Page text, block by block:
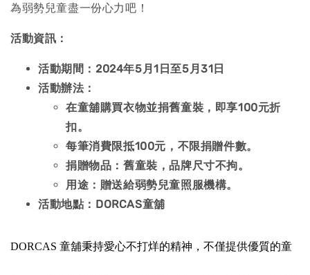
為弱勢兒童盡一份心力吧！
活動資訊：
活動期間：2024年5月1日至5月31日
活動辦法：
在童舖購買衣物並捐舊童裝，即享100元折
扣。
每筆消費限抵100元，不限捐贈件數。
捐贈物品：舊童裝，品牌尺寸不拘。
用途：贈送給弱勢兒童照服機構。
活動地點：DORCAS童舖
DORCAS 童舖秉持愛心不打烊的精神，不僅提供優質的童